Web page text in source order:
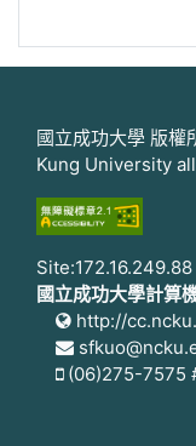
國立成功大學 版
Kung University
Site:172.16.249.88
國立成功大學計算
http://
(06)275-7575